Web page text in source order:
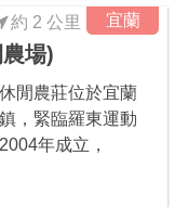
宜蘭
場)
約 2 公里
閒農莊位於宜蘭
，緊臨羅東運動
年成立，